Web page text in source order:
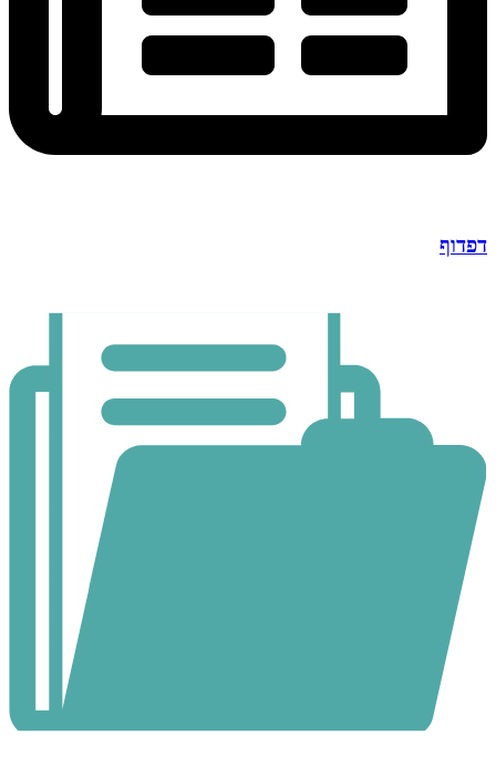
דפדוף